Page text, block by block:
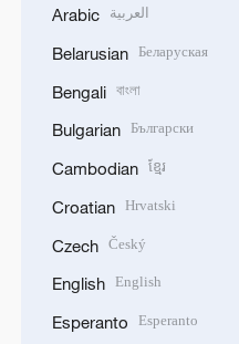
Arabic العربية
Belarusian Беларуская
Bengali বাংলা
Bulgarian Български
Cambodian ខ្មែរ
Croatian Hrvatski
Czech Český
English English
Esperanto Esperanto